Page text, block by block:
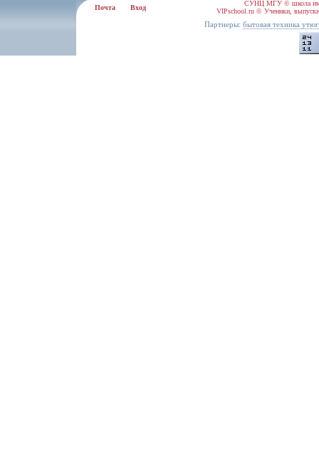
Почта Вход
СУНЦ МГУ © школа
VIPschool.ru © Ученики,
Партнеры: бытовая техника